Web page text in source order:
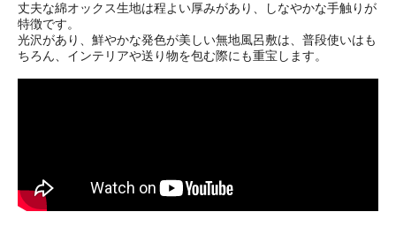
丈夫な綿オックス生地は程よい厚みがあり、しなやかな手触りが
特徴です。
光沢があり、鮮やかな発色が美しい無地風呂敷は、普段使いはも
ちろん、インテリアや送り物を包む際にも重宝します。